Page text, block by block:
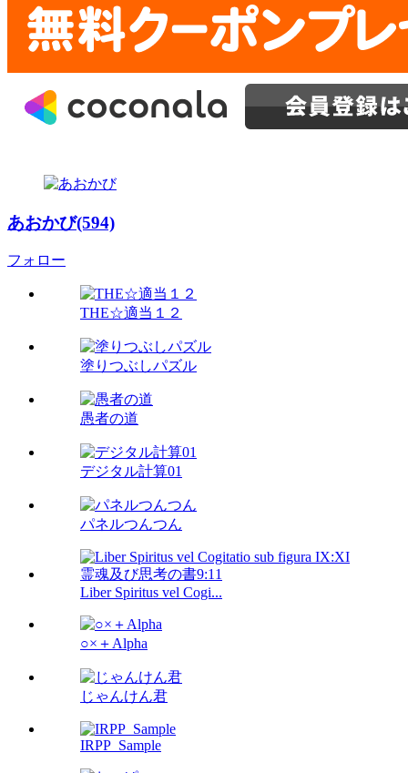
あおかび(594)
フォロー
THE☆適当１２
塗りつぶしパズル
愚者の道
デジタル計算01
パネルつんつん
Liber Spiritus vel Cogi...
○×＋Alpha
じゃんけん君
IRPP_Sample